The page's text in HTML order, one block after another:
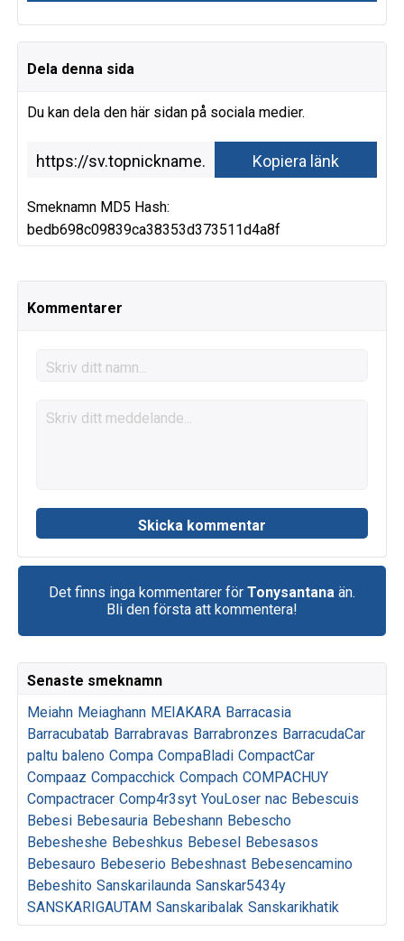
Dela denna sida
Du kan dela den här sidan på sociala medier.
Smeknamn MD5 Hash:
bedb698c09839ca38353d373511d4a8f
Kommentarer
Det finns inga kommentarer för Tonysantana än.
Bli den första att kommentera!
Senaste smeknamn
Meiahn Meiaghann MEIAKARA Barracasia
Barracubatab Barrabravas Barrabronzes BarracudaCar
paltu baleno Compa CompaBladi CompactCar
Compaaz Compacchick Compach COMPACHUY
Compactracer Comp4r3syt YouLoser nac Bebescuis
Bebesi Bebesauria Bebeshann Bebescho
Bebesheshe Bebeshkus Bebesel Bebesasos
Bebesauro Bebeserio Bebeshnast Bebesencamino
Bebeshito Sanskarilaunda Sanskar5434y
SANSKARIGAUTAM Sanskaribalak Sanskarikhatik